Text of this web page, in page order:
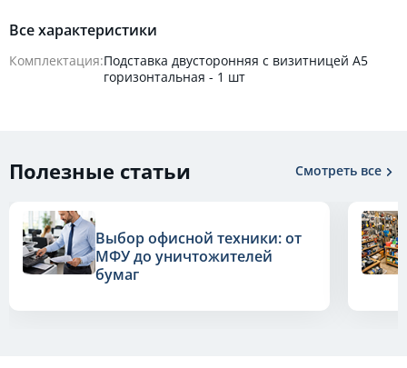
Все характеристики
Комплектация:Подставка двусторонняя с визитницей А5
горизонтальная - 1 шт
Полезные статьи Смотреть все
Выбор офисной техники: от
МФУ до уничтожителей
бумаг